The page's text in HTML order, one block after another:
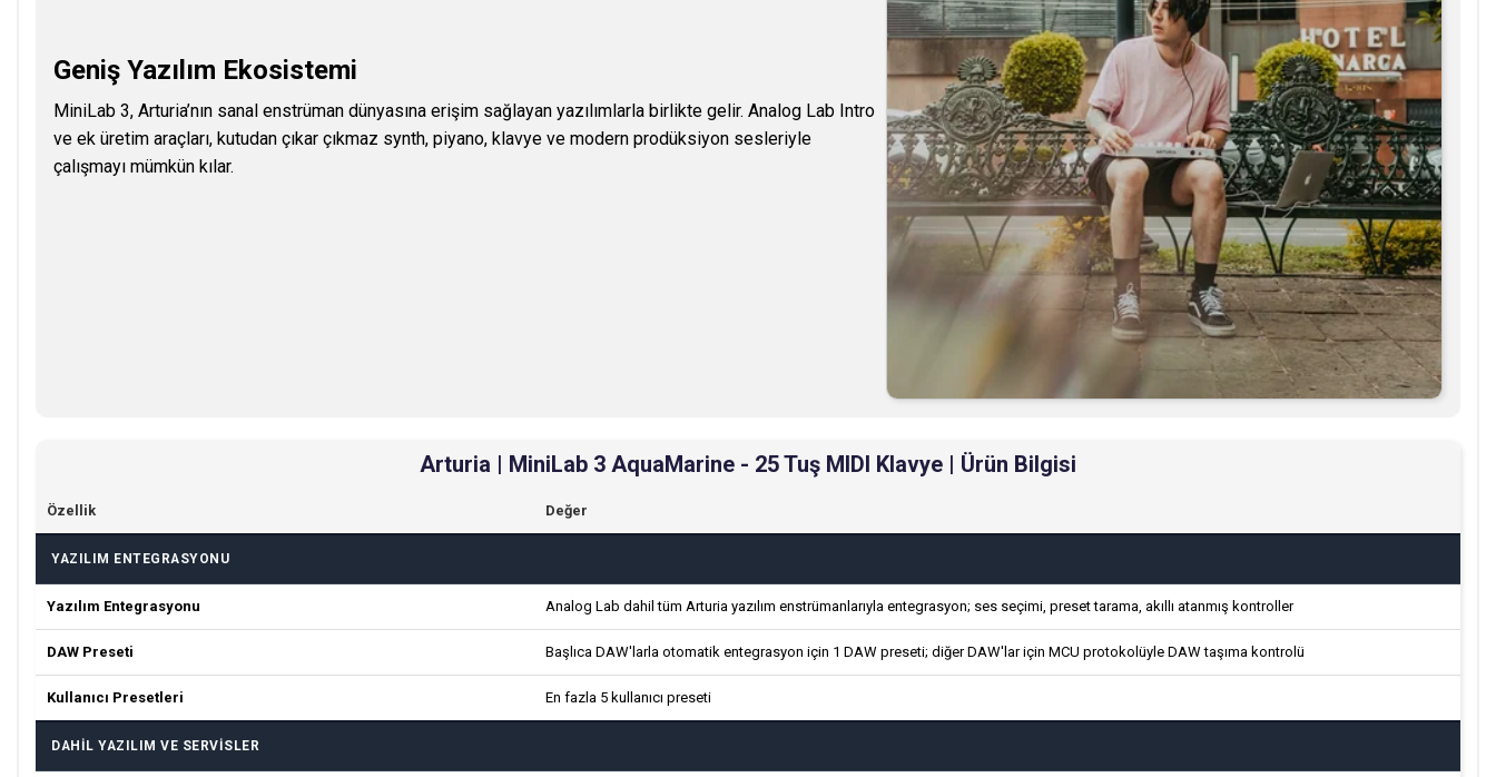
Geniş Yazılım Ekosistemi
MiniLab 3, Arturia’nın sanal enstrüman dünyasına erişim sağlayan yazılımlarla birlikte gelir. Analog Lab Intro
ve ek üretim araçları, kutudan çıkar çıkmaz synth, piyano, klavye ve modern prodüksiyon sesleriyle
çalışmayı mümkün kılar.
Arturia | MiniLab 3 AquaMarine - 25 Tuş MIDI Klavye | Ürün Bilgisi
Özellik Değer
YAZILIM ENTEGRASYONU
Yazılım Entegrasyonu Analog Lab dahil tüm Arturia yazılım enstrümanlarıyla entegrasyon; ses seçimi, preset tarama, akıllı atanmış kontroller
DAW Preseti Başlıca DAW'larla otomatik entegrasyon için 1 DAW preseti; diğer DAW'lar için MCU protokolüyle DAW taşıma kontrolü
Kullanıcı Presetleri En fazla 5 kullanıcı preseti
DAHIL YAZILIM VE SERVISLER